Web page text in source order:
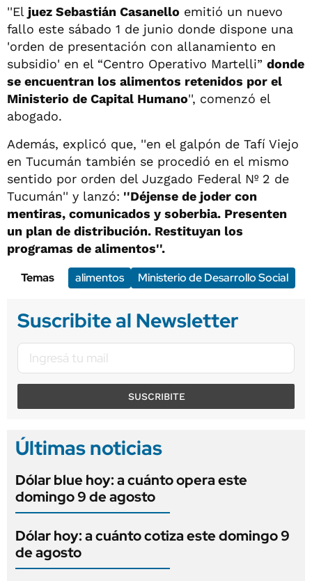
''El juez Sebastián Casanello emitió un nuevo
fallo este sábado 1 de junio donde dispone una
'orden de presentación con allanamiento en
subsidio' en el “Centro Operativo Martelli” donde
se encuentran los alimentos retenidos por el
Ministerio de Capital Humano'', comenzó el
abogado.
Además, explicó que, ''en el galpón de Tafí Viejo
en Tucumán también se procedió en el mismo
sentido por orden del Juzgado Federal Nº 2 de
Tucumán'' y lanzó: ''Déjense de joder con
mentiras, comunicados y soberbia. Presenten
un plan de distribución. Restituyan los
programas de alimentos''.
Temas
alimentos Ministerio de Desarrollo Social
Suscribite al Newsletter
SUSCRIBITE
Últimas noticias
Dólar blue hoy: a cuánto opera este
domingo 9 de agosto
Dólar hoy: a cuánto cotiza este domingo 9
de agosto